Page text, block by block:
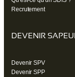
Recrutement
DEVENIR
Devenir SPV
Devenir SPP